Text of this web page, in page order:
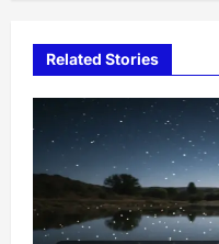
g
a
t
i
o
Related Stories